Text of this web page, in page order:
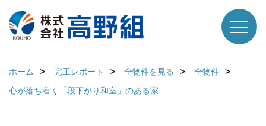
ホーム 完工レポート 全物件を見る
全物件
心が落ち着く「段下がり和室」のある家